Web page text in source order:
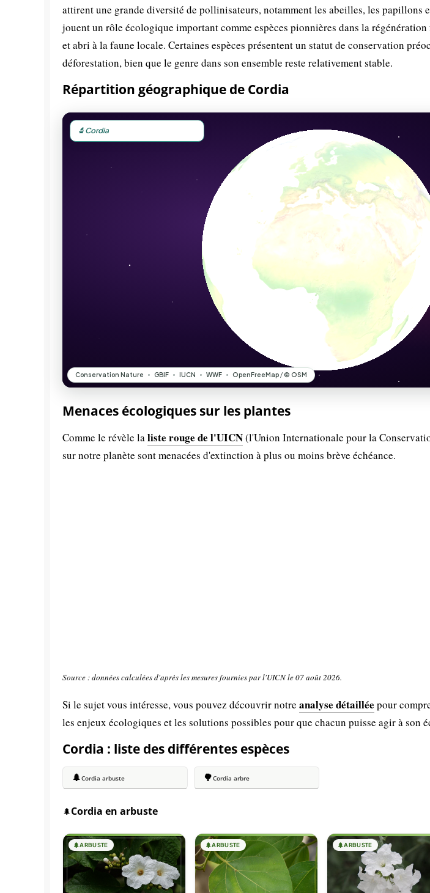
attirent une grande diversité de pollinisateurs, notamment les abeilles, les papillons
jouent un rôle écologique important comme espèces pionnières dans la
et abri à la faune locale. Certaines espèces présentent un statut de conservation
déforestation, bien que le genre dans son ensemble reste relativement stable.
Répartition géographique de Cordia
Menaces écologiques sur les plantes
Comme le révèle laliste rouge de l'UICN(l'Union Internationale pour la
sur notre planète sont menacées d'extinction à plus ou moins brève échéance.
Source : données calculées d'après les mesures fournies par l'UICN le 07 août 2026.
Si le sujet vous intéresse, vous pouvez découvrir notre analyse détaillée pour
les enjeux écologiques et les solutions possibles pour que chacun puisse agir à son
Cordia : liste des différentes espèces
🌲Cordia arbuste 🌳Cordia arbre
🌲Cordia en arbuste
🌲ARBUSTE 🌲ARBUSTE 🌲ARBUSTE